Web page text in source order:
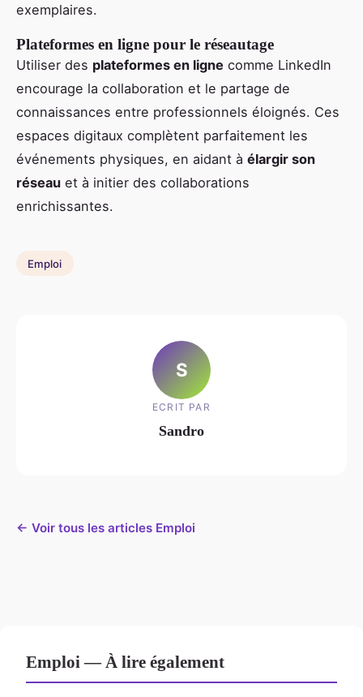
exemplaires.
Plateformes en ligne pour le réseautage
Utiliser des plateformes en ligne comme LinkedIn
encourage la collaboration et le partage de
connaissances entre professionnels éloignés. Ces
espaces digitaux complètent parfaitement les
événements physiques, en aidant à élargir son
réseau et à initier des collaborations
enrichissantes.
Emploi
S
ECRIT PAR
Sandro
← Voir tous les articles Emploi
Emploi — À lire également